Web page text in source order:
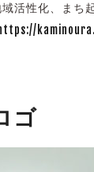
活性化、まち
ゴ